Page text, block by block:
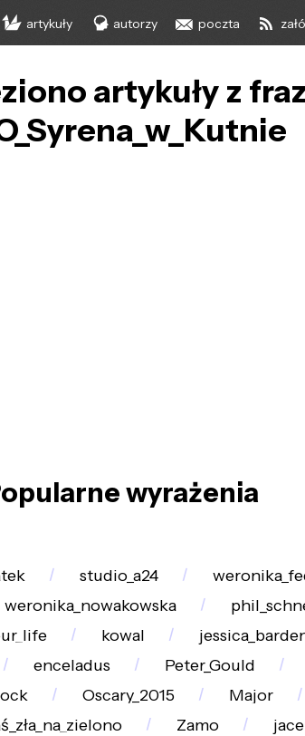
artykuły autorzy poczta
artykuły z
wyrażenia
studio_a24
weronika_nowakowska
kowal
enceladus Peter_Gould
Oscary_2015 Major
Zamo